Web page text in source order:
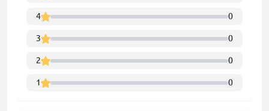
4 0
3 0
2 0
1 0